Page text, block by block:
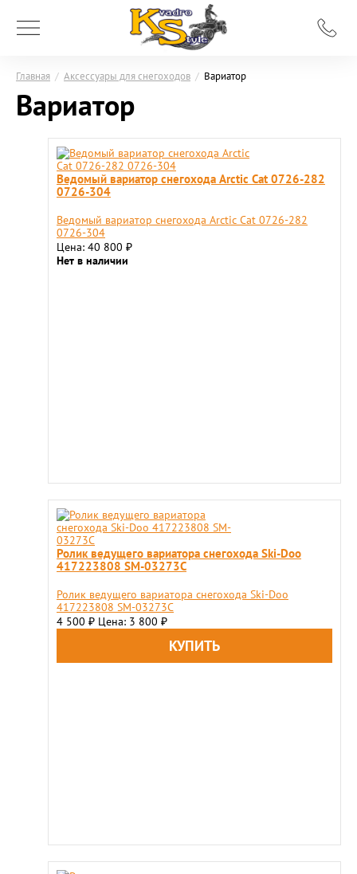
Главная / Аксессуары для снегоходов / Вариатор
Вариатор
Ведомый вариатор снегохода Arctic Cat 0726-282
0726-304
Ведомый вариатор снегохода Arctic Cat 0726-282
0726-304
Цена: 40 800 ₽
Нет в наличии
Ролик ведущего вариатора снегохода Ski-Doo
417223808 SM-03273C
Ролик ведущего вариатора снегохода Ski-Doo
417223808 SM-03273C
4 500 ₽ Цена: 3 800 ₽